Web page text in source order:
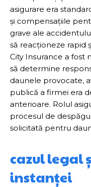
asigurare era
și compensațiile
grave ale
să reacționeze rapid
City Insurance a fost
să determine
daunele provocate,
publică a firmei era
anterioare. Rolul
procesul de
solicitată pentru
cazul legal
instanței